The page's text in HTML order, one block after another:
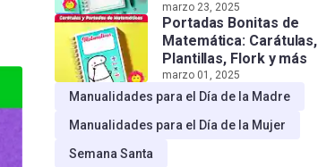
marzo 23, 2025
Portadas Bonitas de
Matemática: Carátulas,
Plantillas, Flork y más
marzo 01, 2025
Manualidades para el Día de la Madre
Manualidades para el Día de la Mujer
Semana Santa